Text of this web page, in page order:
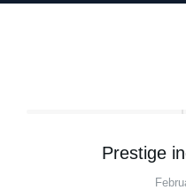
Prestige